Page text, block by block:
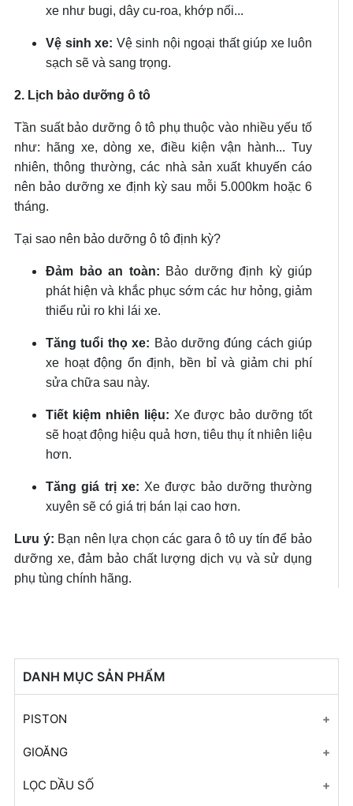
xe như bugi, dây cu-roa, khớp nối...
Vệ sinh xe: Vệ sinh nội ngoại thất giúp xe luôn
sạch sẽ và sang trọng.
2. Lịch bảo dưỡng ô tô
Tần suất bảo dưỡng ô tô phụ thuộc vào nhiều yếu tố
như: hãng xe, dòng xe, điều kiện vận hành... Tuy
nhiên, thông thường, các nhà sản xuất khuyến cáo
nên bảo dưỡng xe định kỳ sau mỗi 5.000km hoặc 6
tháng.
Tại sao nên bảo dưỡng ô tô định kỳ?
Đảm bảo an toàn: Bảo dưỡng định kỳ giúp
phát hiện và khắc phục sớm các hư hỏng, giảm
thiểu rủi ro khi lái xe.
Tăng tuổi thọ xe: Bảo dưỡng đúng cách giúp
xe hoạt động ổn định, bền bỉ và giảm chi phí
sửa chữa sau này.
Tiết kiệm nhiên liệu: Xe được bảo dưỡng tốt
sẽ hoạt động hiệu quả hơn, tiêu thụ ít nhiên liệu
hơn.
Tăng giá trị xe: Xe được bảo dưỡng thường
xuyên sẽ có giá trị bán lại cao hơn.
Lưu ý: Bạn nên lựa chọn các gara ô tô uy tín để bảo
dưỡng xe, đảm bảo chất lượng dịch vụ và sử dụng
phụ tùng chính hãng.
DANH MỤC SẢN PHẨM
PISTON
Bộ thép KIA FORTE
BỘ THÉP WIGO
GIOĂNG
Bộ gioăng hộp số
LỌC DẦU SỐ